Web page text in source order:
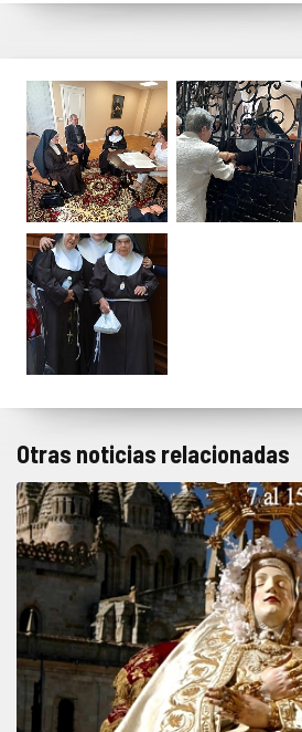
Otras noticias relacionadas